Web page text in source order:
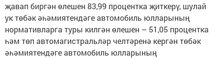
җавап биргән өлешен 83,99 процентка җиткерү, шулай
ук төбәк әһәмиятендәге автомобиль юлларының
нормативларга туры килгән өлешен – 51,05 процентка
һәм төп автомагистральләр челтәренә кергән төбәк
әһәмиятендәге автомобиль юлларының